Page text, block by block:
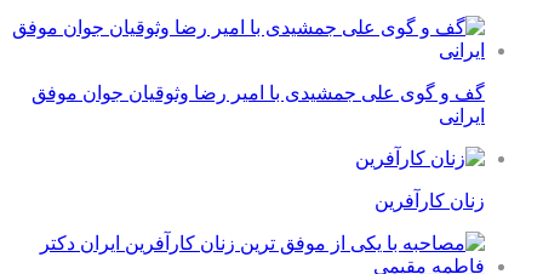
گف و گوی علی جمشیدی با امیر رضا وثوقیان جوان موفق
ایرانی
زنان کارآفرین